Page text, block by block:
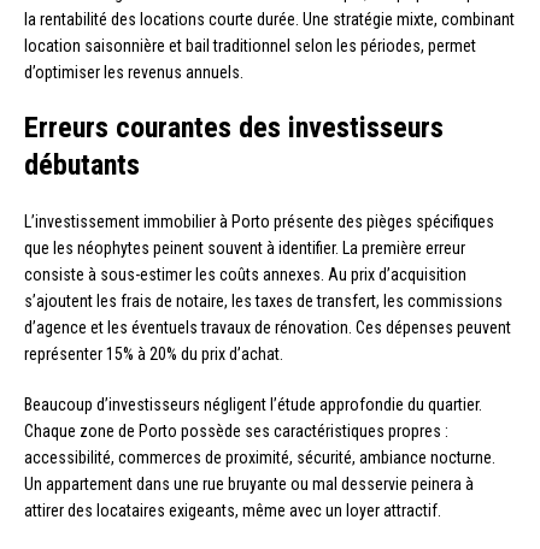
la rentabilité des locations courte durée. Une stratégie mixte, combinant
location saisonnière et bail traditionnel selon les périodes, permet
d’optimiser les revenus annuels.
Erreurs courantes des investisseurs
débutants
L’investissement immobilier à Porto présente des pièges spécifiques
que les néophytes peinent souvent à identifier. La première erreur
consiste à sous-estimer les coûts annexes. Au prix d’acquisition
s’ajoutent les frais de notaire, les taxes de transfert, les commissions
d’agence et les éventuels travaux de rénovation. Ces dépenses peuvent
représenter 15% à 20% du prix d’achat.
Beaucoup d’investisseurs négligent l’étude approfondie du quartier.
Chaque zone de Porto possède ses caractéristiques propres :
accessibilité, commerces de proximité, sécurité, ambiance nocturne.
Un appartement dans une rue bruyante ou mal desservie peinera à
attirer des locataires exigeants, même avec un loyer attractif.